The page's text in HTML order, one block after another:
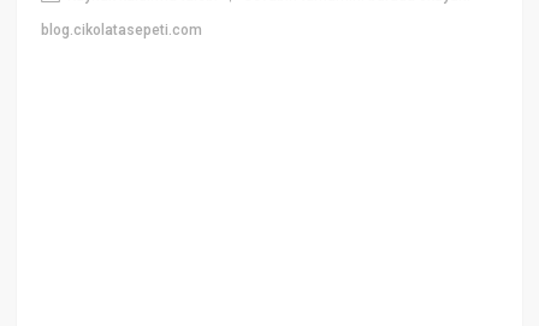
blog.cikolatasepeti.com